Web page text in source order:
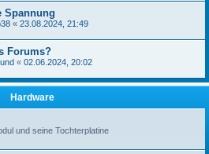
Spannung
« 23.08.2024, 21:49
Forums?
« 02.06.2024, 20:02
Hardware
und seine Tochterplatine